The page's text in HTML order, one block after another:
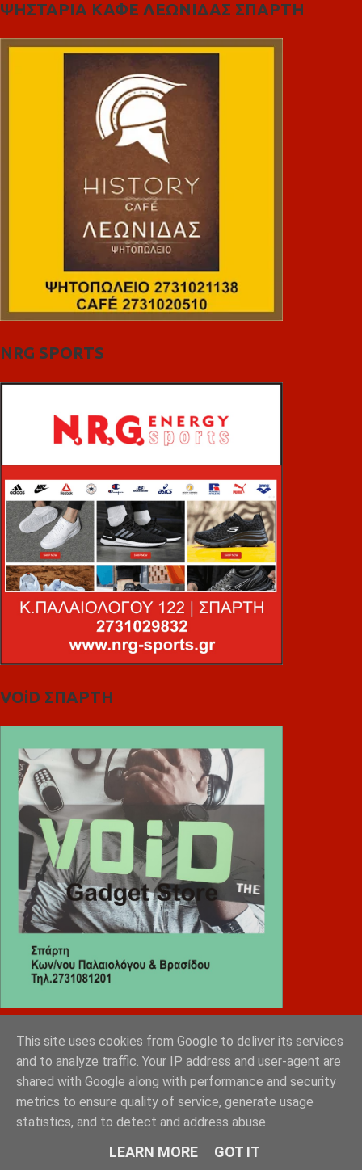
ΨΗΣΤΑΡΙΑ ΚΑΦΕ ΛΕΩΝΙΔΑΣ ΣΠΑΡΤΗ
NRG SPORTS
VOiD ΣΠΑΡΤΗ
Diafimistes.gr
This site uses cookies from Google to deliver its services
and to analyze traffic. Your IP address and user-agent are
shared with Google along with performance and security
metrics to ensure quality of service, generate usage
statistics, and to detect and address abuse.
LEARN MORE GOT IT